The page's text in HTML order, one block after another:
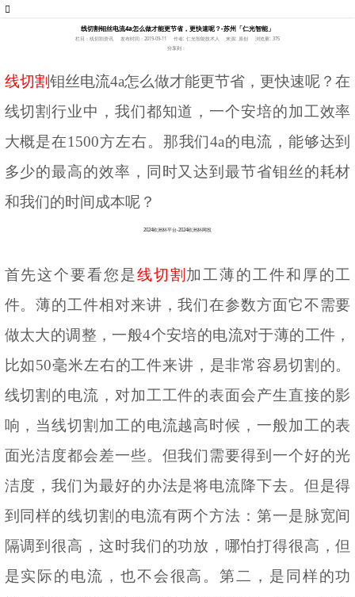
线切割钼丝电流4a怎么做才能更节省，更快速呢？-苏州「仁光智能」
栏目：线切割资讯 发布时间：2019-09-11 作者: 仁光智能技术人 来源: 原创
浏览量: 375
分享到：
线切割钼丝电流4a怎么做才能更节省，更快速呢？在
线切割行业中，我们都知道，一个安培的加工效率
大概是在1500方左右。那我们4a的电流，能够达到
多少的最高的效率，同时又达到最节省钼丝的耗材
和我们的时间成本呢？
2024欧洲杯平台-2024欧洲杯网投
首先这个要看您是线切割 加工薄的工件和厚的工
件。薄的工件相对来讲，我们在参数方面它不需要
做太大的调整，一般4个安培的电流对于薄的工件，
比如50毫米左右的工件来讲，是非常容易切割的。
线切割的电流，对加工工件的表面会产生直接的影
响，当线切割加工的电流越高时候，一般加工的表
面光洁度都会差一些。但我们需要得到一个好的光
洁度，我们为最好的办法是将电流降下去。但是得
到同样的线切割的电流有两个方法：第一是脉宽间
隔调到很高，这时我们的功放，哪怕打得很高，但
是实际的电流，也不会很高。第二，是同样的功